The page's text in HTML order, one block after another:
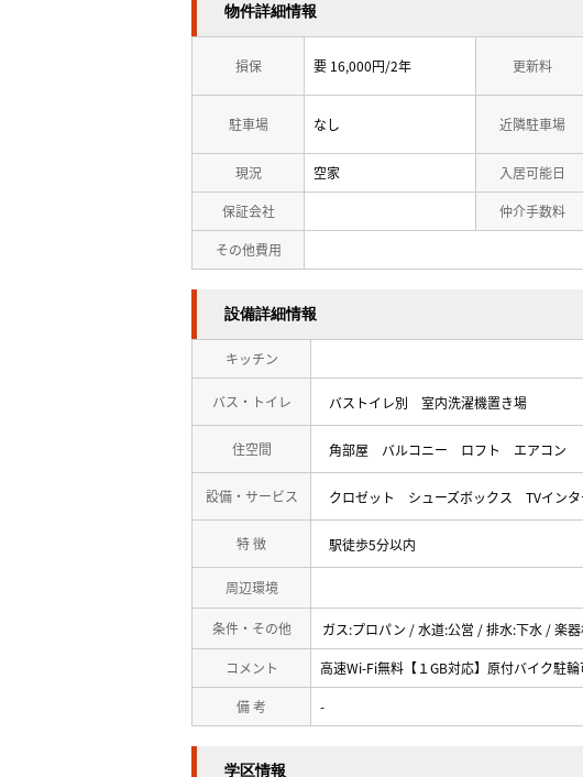
物件詳細情報
損保 要 16,000円/2年 更新料
駐車場 なし 近隣駐車場
現況 空家 入居可能日
保証会社 仲介手数料
その他費用
設備詳細情報
キッチン
バス・トイレ バストイレ別 室内洗濯機置き場
住空間 角部屋 バルコニー ロフト エアコン
設備・サービス クロゼット シューズボックス TVイン
特 徴 駅徒歩5分以内
周辺環境
条件・その他 ガス:プロパン / 水道:公営 / 排水:下水 / 楽
コメント 高速Wi-Fi無料【１GB対応】原付バイク駐輪
備 考 -
学区情報